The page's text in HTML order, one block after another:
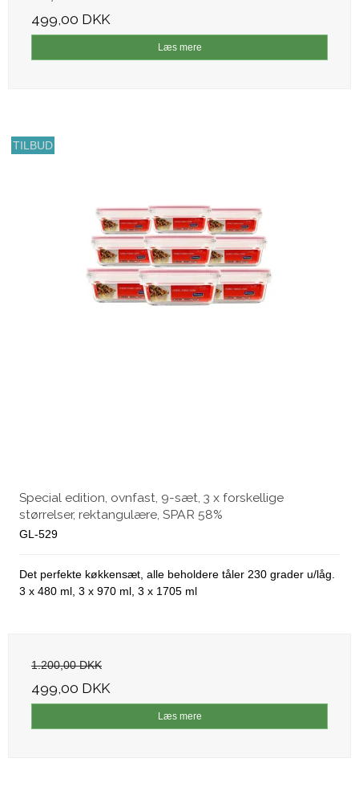
499,00 DKK
Læs mere
TILBUD
Special edition, ovnfast, 9-sæt, 3 x forskellige
størrelser, rektangulære, SPAR 58%
GL-529
Det perfekte køkkensæt, alle beholdere tåler 230 grader u/låg.
3 x 480 ml, 3 x 970 ml, 3 x 1705 ml
1.200,00 DKK
499,00 DKK
Læs mere